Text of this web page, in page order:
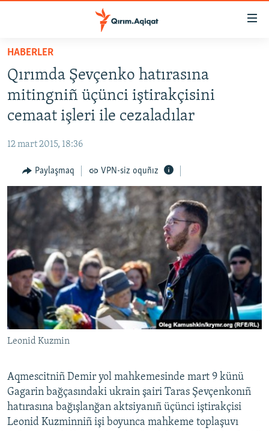
Esas
qaytmaq
Baş
navigatsiyağa
qaytmaq
Qıdıruvğa
HABERLER
SİYASET
İQTİSADİYAT
MEDENİYET
İNSAN AQLARI
VİDEO
SÜRET
BLOGLAR
FİKİR
Русский
Українською
QOŞULIÑIZ!
RFE/RS bütün saytları
HABERLER
Qırımda Şevçenko hatırasına
mitingniñ üçünci iştirakçisini
cemaat işleri ile cezaladılar
12 mart 2015, 18:36
Paylaşmaq VPN-siz oquñız
Leonid Kuzmin
Aqmescitniñ Demir yol mahkemesinde mart 9 künü
Gagarin bağçasındaki ukrain şairi Taras Şevçenkonıñ
hatırasına bağışlanğan aktsiyanıñ üçünci iştirakçisi
Leonid Kuzminniñ işi boyunca mahkeme toplaşuvı